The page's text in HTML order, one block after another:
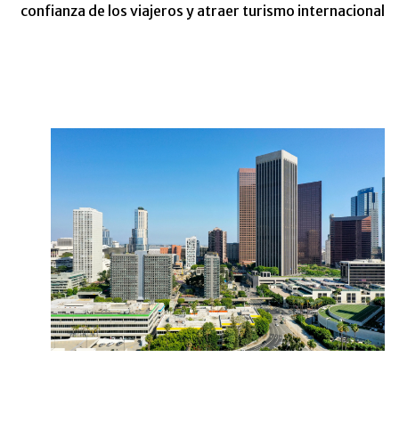
confianza de los viajeros y atraer turismo internacional